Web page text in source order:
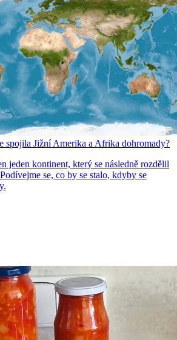
spojila Jižní Amerika a Afrika dohromady?
jeden kontinent, který se následně rozdělil
se, co by se stalo, kdyby se